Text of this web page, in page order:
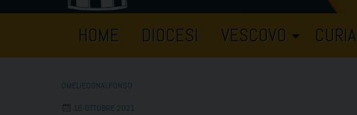
HOME DIOCESI VESCOVO CURIA
OMELIEDONALFONSO
16 OTTOBRE 2021